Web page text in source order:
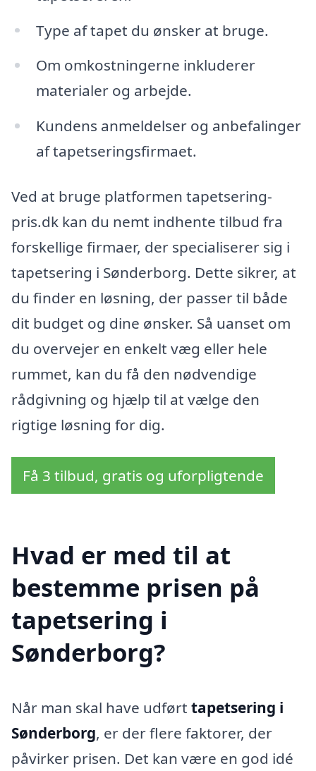
Type af tapet du ønsker at bruge.
Om omkostningerne inkluderer
materialer og arbejde.
Kundens anmeldelser og anbefalinger
af tapetseringsfirmaet.
Ved at bruge platformen tapetsering-
pris.dk kan du nemt indhente tilbud fra
forskellige firmaer, der specialiserer sig i
tapetsering i Sønderborg. Dette sikrer, at
du finder en løsning, der passer til både
dit budget og dine ønsker. Så uanset om
du overvejer en enkelt væg eller hele
rummet, kan du få den nødvendige
rådgivning og hjælp til at vælge den
rigtige løsning for dig.
Få 3 tilbud, gratis og uforpligtende
Hvad er med til at
bestemme prisen på
tapetsering i
Sønderborg?
Når man skal have udført tapetsering i
Sønderborg, er der flere faktorer, der
påvirker prisen. Det kan være en god idé